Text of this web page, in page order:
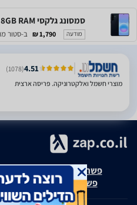
מודעה 1,790 ₪ ב-סטור
4.51
(1078)
מוצרי חשמל ואלקטרוניקה. פריסה ארצית
פשרה בת"צ אבנצ'יק נ' זאפ גרופ (ת"צ
פשרה בת"צ כהנים נ' זאפ גרופ (ת"צ